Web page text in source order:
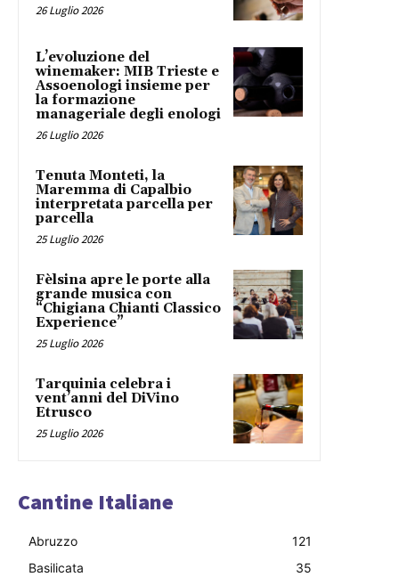
26 Luglio 2026
L’evoluzione del
winemaker: MIB Trieste e
Assoenologi insieme per
la formazione
manageriale degli enologi
26 Luglio 2026
Tenuta Monteti, la
Maremma di Capalbio
interpretata parcella per
parcella
25 Luglio 2026
Fèlsina apre le porte alla
grande musica con
“Chigiana Chianti Classico
Experience”
25 Luglio 2026
Tarquinia celebra i
vent’anni del DiVino
Etrusco
25 Luglio 2026
Cantine Italiane
Abruzzo
121
Basilicata
35